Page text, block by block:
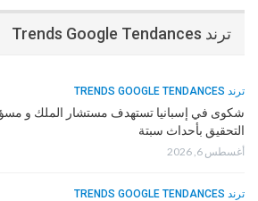
ترند Trends Google Tendances
ترند TRENDS GOOGLE TENDANCES
شكوى في إسبانيا تستهدف مستشار الملك و
التحقيق بأحداث سبتة
أغسطس 6, 2026
ترند TRENDS GOOGLE TENDANCES